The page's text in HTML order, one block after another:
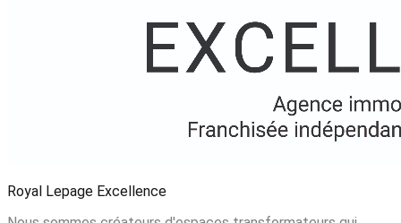
Royal Lepage Excellence